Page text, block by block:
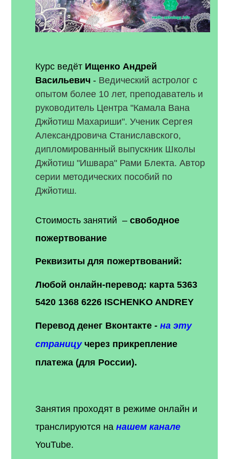
Курс ведёт Ищенко Андрей
Васильевич - Ведический астролог с
опытом более 10 лет, преподаватель и
руководитель Центра "Камала Вана
Джйотиш Махариши". Ученик Сергея
Александровича Станиславского,
дипломированный выпускник Школы
Джйотиш "Ишвара" Рами Блекта. Автор
серии методических пособий по
Джйотиш.
Стоимость занятий –свободное
пожертвование
Реквизиты для пожертвований:
Любой онлайн-перевод: карта 5363
5420 1368 6226 ISCHENKO ANDREY
Перевод денег Вконтакте - на эту
страницучерез прикрепление
платежа (для России).
Занятия проходят в режиме онлайн и
транслируются нанашем канале
YouTube.